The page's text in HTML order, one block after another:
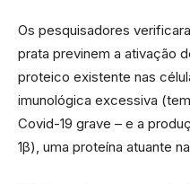
Os pesquisadores
prata previnem a ativação
proteico existente nas
imunológica excessiva
Covid-19 grave – e a
1β), uma proteína atuante